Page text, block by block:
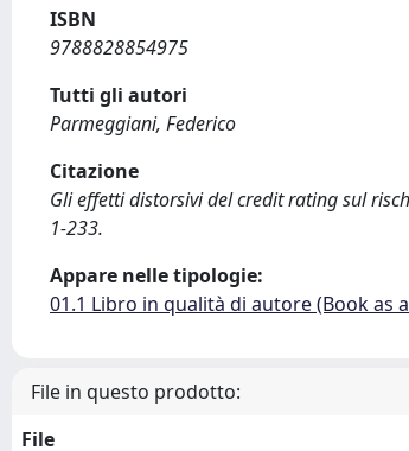
ISBN
9788828854975
Tutti gli autori
Parmeggiani, Federico
Citazione
Gli effetti distorsivi del credit rating sul
1-233.
Appare nelle tipologie:
01.1 Libro in qualità di autore (Book as
File in questo prodotto:
File